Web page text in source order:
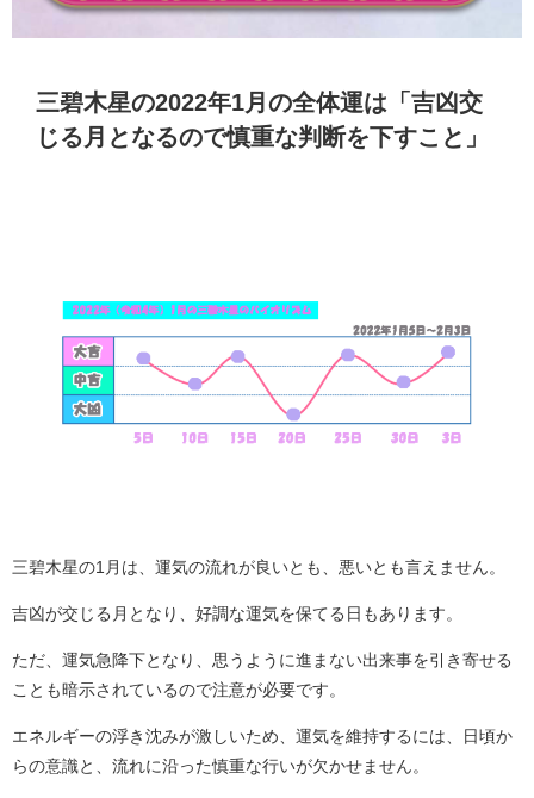
三碧木星の2022年1月の全体運は「吉凶交
じる月となるので慎重な判断を下すこと」
三碧木星の1月は、運気の流れが良いとも、悪いとも言えません。
吉凶が交じる月となり、好調な運気を保てる日もあります。
ただ、運気急降下となり、思うように進まない出来事を引き寄せる
ことも暗示されているので注意が必要です。
エネルギーの浮き沈みが激しいため、運気を維持するには、日頃か
らの意識と、流れに沿った慎重な行いが欠かせません。